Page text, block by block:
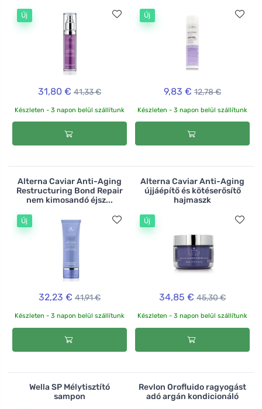
Új
31,80 € 41,33 €
Készleten - 3 napon belül szállítunk
Új
9,83 € 12,78 €
Készleten - 3 napon belül szállítunk
Alterna Caviar Anti-Aging
Restructuring Bond Repair
nem kimosandó éjsz...
Új
32,23 € 41,91 €
Készleten - 3 napon belül szállítunk
Alterna Caviar Anti-Aging
újjáépítő és kötéserősítő
hajmaszk
Új
34,85 € 45,30 €
Készleten - 3 napon belül szállítunk
Wella SP Mélytisztító
sampon
Revlon Orofluido ragyogást
adó argán kondicionáló